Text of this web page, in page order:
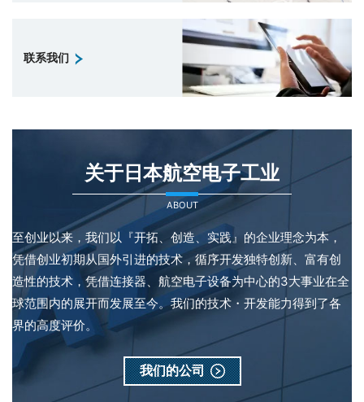
联系我们
关于日本航空电子工业
ABOUT
至创业以来，我们以『开拓、创造、实践』的企业理念为本，
凭借创业初期从国外引进的技术，循序开发独特创新、富有创
造性的技术，凭借连接器、航空电子设备为中心的3大事业在全
球范围内的展开而发展至今。我们的技术・开发能力得到了各
界的高度评价。
我们的公司